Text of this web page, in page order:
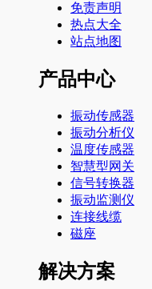
免责声明
热点大全
站点地图
产品中心
振动传感器
振动分析仪
温度传感器
智慧型网关
信号转换器
振动监测仪
连接线缆
磁座
解决方案